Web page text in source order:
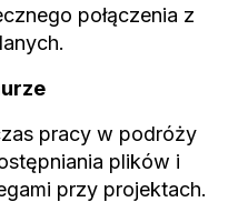
połączenia z
pracy w podróży
plików i
przy projektach.